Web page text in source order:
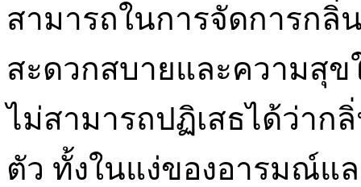
สามารถในการจัดการกลิ่
สะดวกสบายและความสุข
ไม่สามารถปฏิเสธได้ว่า
ตัว ทั้งในแง่ของอารมณ์แ